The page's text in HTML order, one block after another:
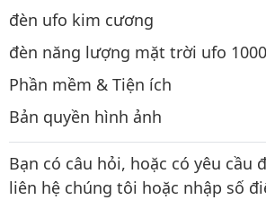
đèn ufo kim cương
đèn năng lượng mặt trời ufo
Phần mềm & Tiện ích
Bản quyền hình ảnh
Bạn có câu hỏi, hoặc có yêu cầu
liên hệ chúng tôi hoặc nhập số